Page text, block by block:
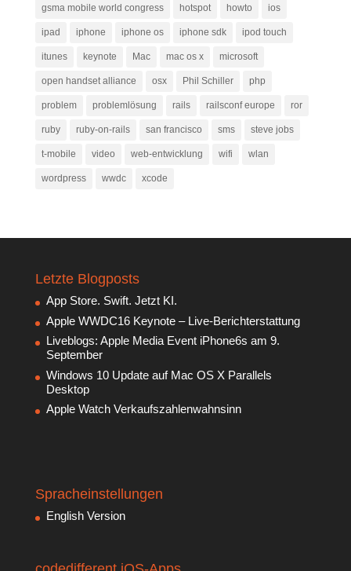
gsma mobile world congress hotspot howto ios
ipad iphone iphone os iphone sdk ipod touch
itunes keynote Mac mac os x microsoft
open handset alliance osx Phil Schiller php
problem problemlösung rails railsconf europe ror
ruby ruby-on-rails san francisco sms steve jobs
t-mobile video web-entwicklung wifi wlan
wordpress wwdc xcode
Letzte Blogposts
App Store. Swift. Jetzt KI.
Apple WWDC16 Keynote – Live-Berichterstattung
Liveblogs: Apple Media Event iPhone6s am 9.
September
Windows 10 Update auf Mac OS X Parallels
Desktop
Apple Watch Verkaufszahlenwahnsinn
Spracheinstellungen
English Version